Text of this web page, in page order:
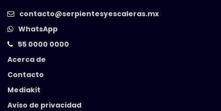
contacto@serpientesyescaleras.mx
WhatsApp
55 0000 0000
Acerca de
Contacto
Mediakit
Aviso de privacidad